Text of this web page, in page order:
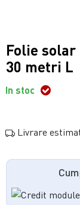
Folie
30 metri L
In stoc
Livrare